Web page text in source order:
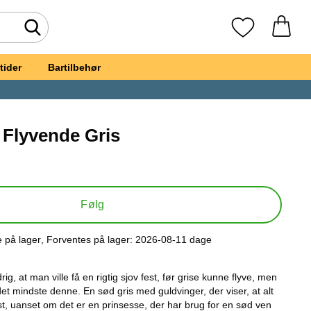
Foretag søgning Mine favoritter
Bartilbehør
Gris
Følg
på lager , Forventes på lager: 2026-08-11 dage
at man ville få en rigtig sjov fest, før grise kunne flyve, men
mindste denne. En sød gris med guldvinger, der viser, at alt
uanset om det er en prinsesse, der har brug for en sød ven